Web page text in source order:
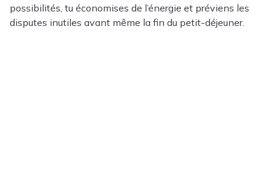
possibilités, tu économises de l’énergie et préviens les
disputes inutiles avant même la fin du petit-déjeuner.